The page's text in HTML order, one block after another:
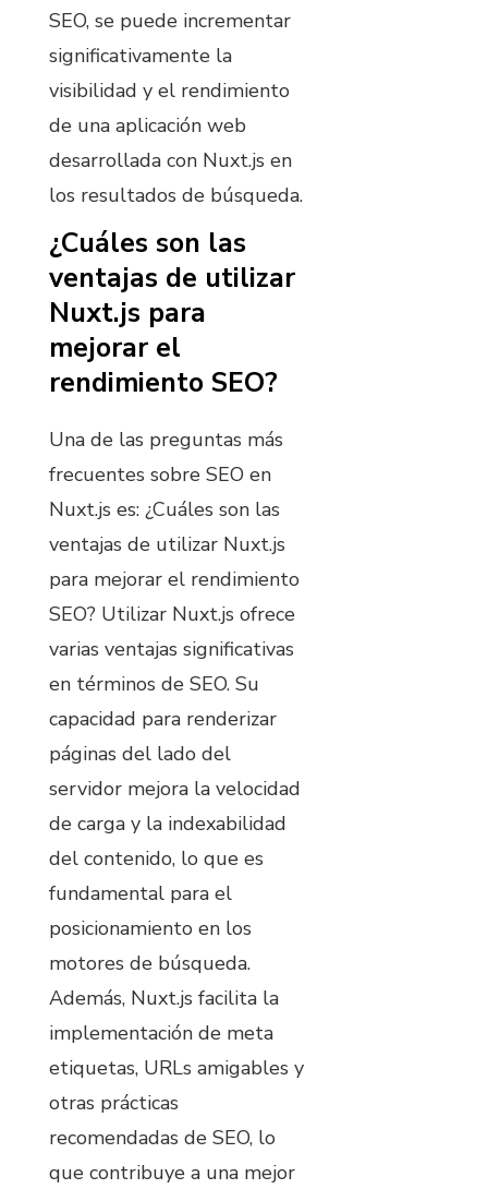
SEO, se puede incrementar
significativamente la
visibilidad y el rendimiento
de una aplicación web
desarrollada con Nuxt.js en
los resultados de búsqueda.
¿Cuáles son las
ventajas de utilizar
Nuxt.js para
mejorar el
rendimiento SEO?
Una de las preguntas más
frecuentes sobre SEO en
Nuxt.js es: ¿Cuáles son las
ventajas de utilizar Nuxt.js
para mejorar el rendimiento
SEO? Utilizar Nuxt.js ofrece
varias ventajas significativas
en términos de SEO. Su
capacidad para renderizar
páginas del lado del
servidor mejora la velocidad
de carga y la indexabilidad
del contenido, lo que es
fundamental para el
posicionamiento en los
motores de búsqueda.
Además, Nuxt.js facilita la
implementación de meta
etiquetas, URLs amigables y
otras prácticas
recomendadas de SEO, lo
que contribuye a una mejor